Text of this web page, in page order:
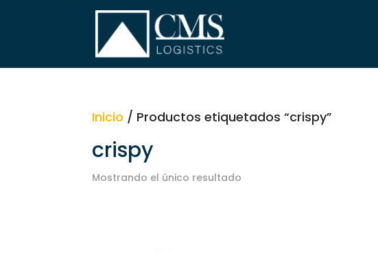
Inicio / Productos etiquetados “crispy”
crispy
Mostrando el único resultado